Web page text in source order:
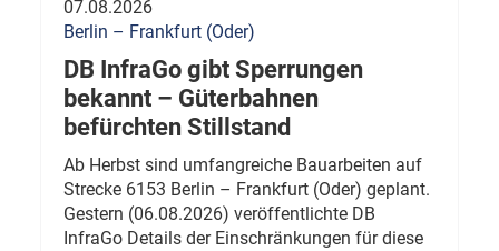
07.08.2026
Berlin – Frankfurt (Oder)
DB InfraGo gibt Sperrungen
bekannt – Güterbahnen
befürchten Stillstand
Ab Herbst sind umfangreiche Bauarbeiten auf
Strecke 6153 Berlin – Frankfurt (Oder) geplant.
Gestern (06.08.2026) veröffentlichte DB
InfraGo Details der Einschränkungen für diese